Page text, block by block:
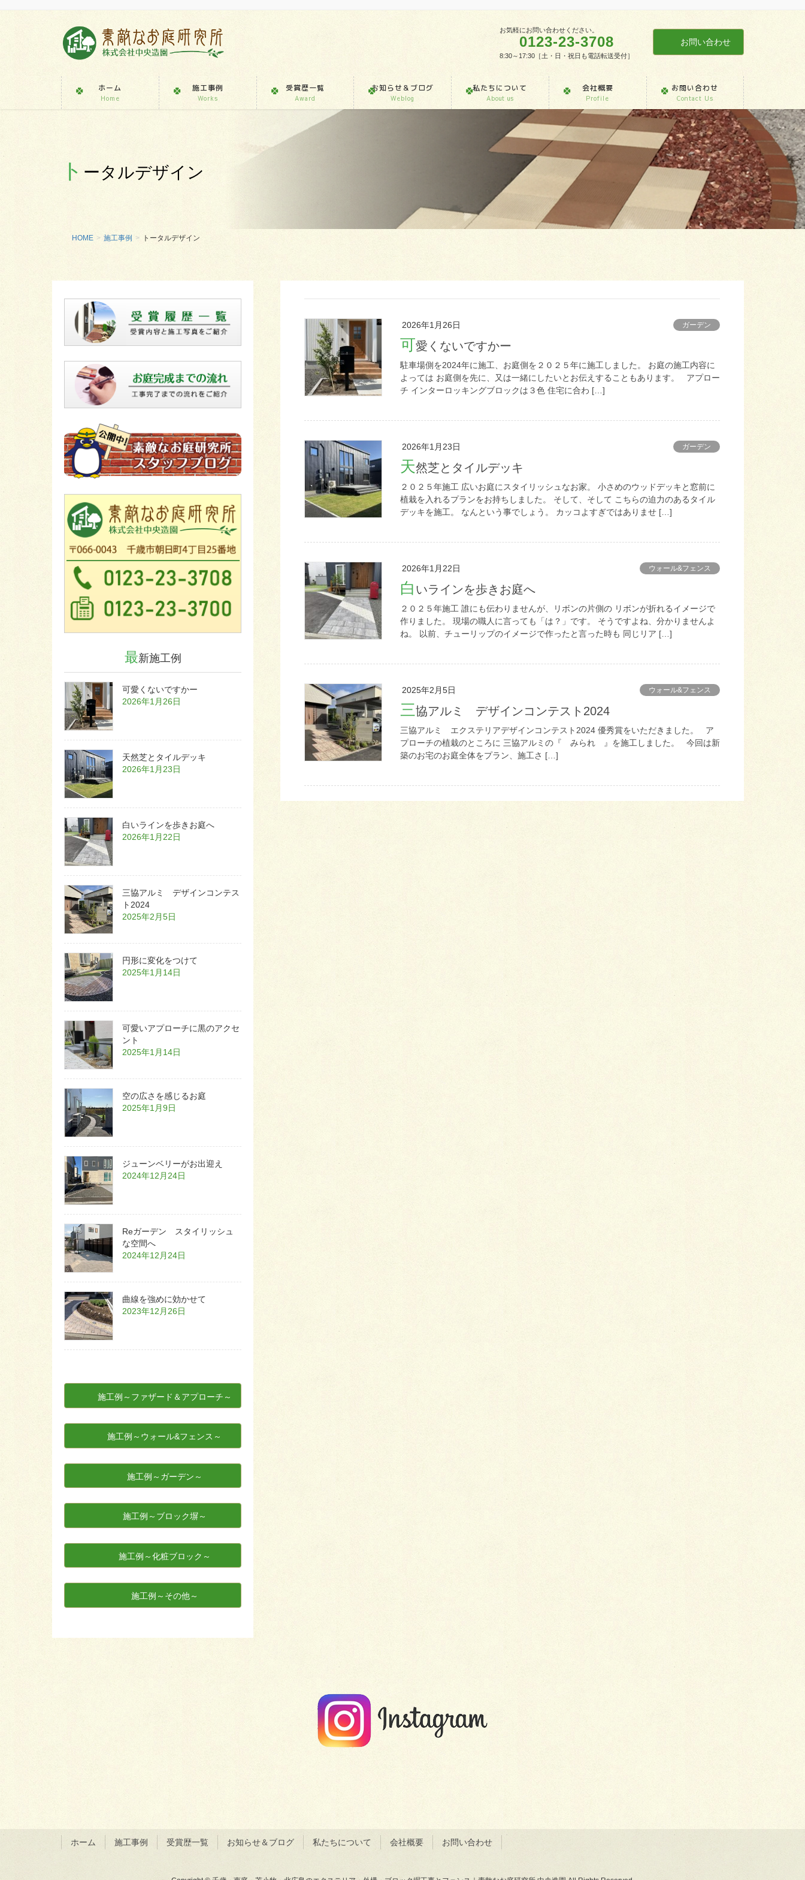
お気軽にお問い合わせください。
0123-23-3708
8:30～17:30［土・日・祝日も電話転送受付］
お問い合わせ
ホーム
Home
施工事例
Works
受賞歴一覧
Award
お知らせ＆ブログ
Weblog
私たちについて
About us
会社概要
Profile
お問い合わせ
Contact Us
ト ータルデザイン
HOME 施工事例 トータルデザイン
2026年1月26日 ガーデン
可愛くないですかー
駐車場側を2024年に施工、お庭側を２０２５年に施工しました。 お庭の施工内容に
よっては お庭側を先に、又は一緒にしたいとお伝えすることもあります。 アプロー
チ インターロッキングブロックは３色 住宅に合わ […]
2026年1月23日 ガーデン
天然芝とタイルデッキ
２０２５年施工 広いお庭にスタイリッシュなお家。 小さめのウッドデッキと窓前に
植栽を入れるプランをお持ちしました。 そして、そして こちらの迫力のあるタイル
デッキを施工。 なんという事でしょう。 カッコよすぎではありませ […]
2026年1月22日 ウォール&フェンス
白 いラインを歩きお庭へ
２０２５年施工 誰にも伝わりませんが、リボンの片側の リボンが折れるイメージで
作りました。 現場の職人に言っても「は？」です。 そうですよね、分かりませんよ
ね。 以前、チューリップのイメージで作ったと言った時も 同じリア […]
2025年2月5日 ウォール&フェンス
三協アルミ デザインコンテスト2024
三協アルミ エクステリアデザインコンテスト2024 優秀賞をいただきました。 ア
プローチの植栽のところに 三協アルミの『 みられ 』を施工しました。 今回は新
築のお宅のお庭全体をプラン、施工さ […]
最新施工例
可愛くないですかー
2026年1月26日
天然芝とタイルデッキ
2026年1月23日
白いラインを歩きお庭へ
2026年1月22日
三協アルミ デザインコンテス
ト2024
2025年2月5日
円形に変化をつけて
2025年1月14日
可愛いアプローチに黒のアクセ
ント
2025年1月14日
空の広さを感じるお庭
2025年1月9日
ジューンベリーがお出迎え
2024年12月24日
Reガーデン スタイリッシュ
な空間へ
2024年12月24日
曲線を強めに効かせて
2023年12月26日
施工例～ファザード＆アプローチ～
施工例～ウォール&フェンス～
施工例～ガーデン～
施工例～ブロック塀～
施工例～化粧ブロック～
施工例～その他～
ホーム 施工事例 受賞歴一覧 お知らせ＆ブログ 私たちについて 会社概要 お問い合わせ